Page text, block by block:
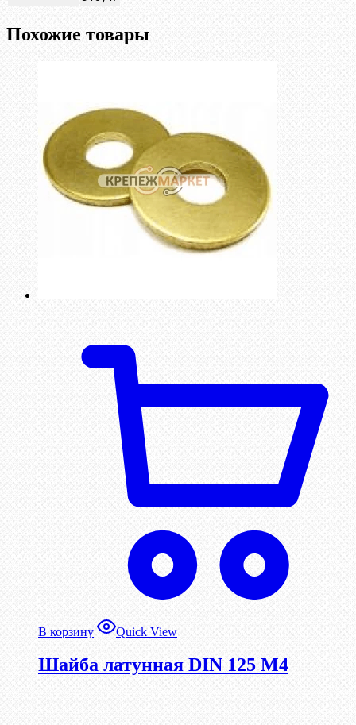
Похожие товары
В корзину Quick View
Шайба латунная DIN 125 М4